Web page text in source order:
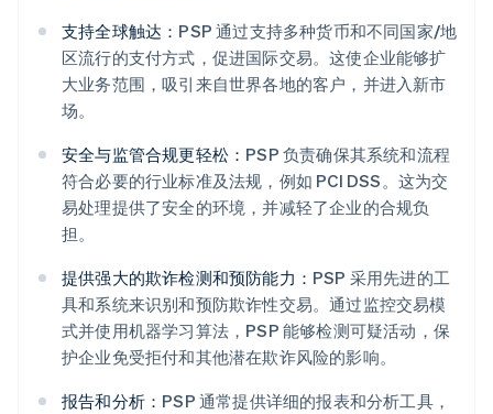
支持全球触达： PSP 通过支持多种货币和不同国家/地
区流行的支付方式，促进国际交易。这使企业能够扩
大业务范围，吸引来自世界各地的客户，并进入新市
场。
安全与监管合规更轻松： PSP 负责确保其系统和流程
符合必要的行业标准及法规，例如 PCI DSS。这为交
易处理提供了安全的环境，并减轻了企业的合规负
担。
提供强大的欺诈检测和预防能力： PSP 采用先进的工
具和系统来识别和预防欺诈性交易。通过监控交易模
式并使用机器学习算法，PSP 能够检测可疑活动，保
护企业免受拒付和其他潜在欺诈风险的影响。
报告和分析： PSP 通常提供详细的报表和分析工具，